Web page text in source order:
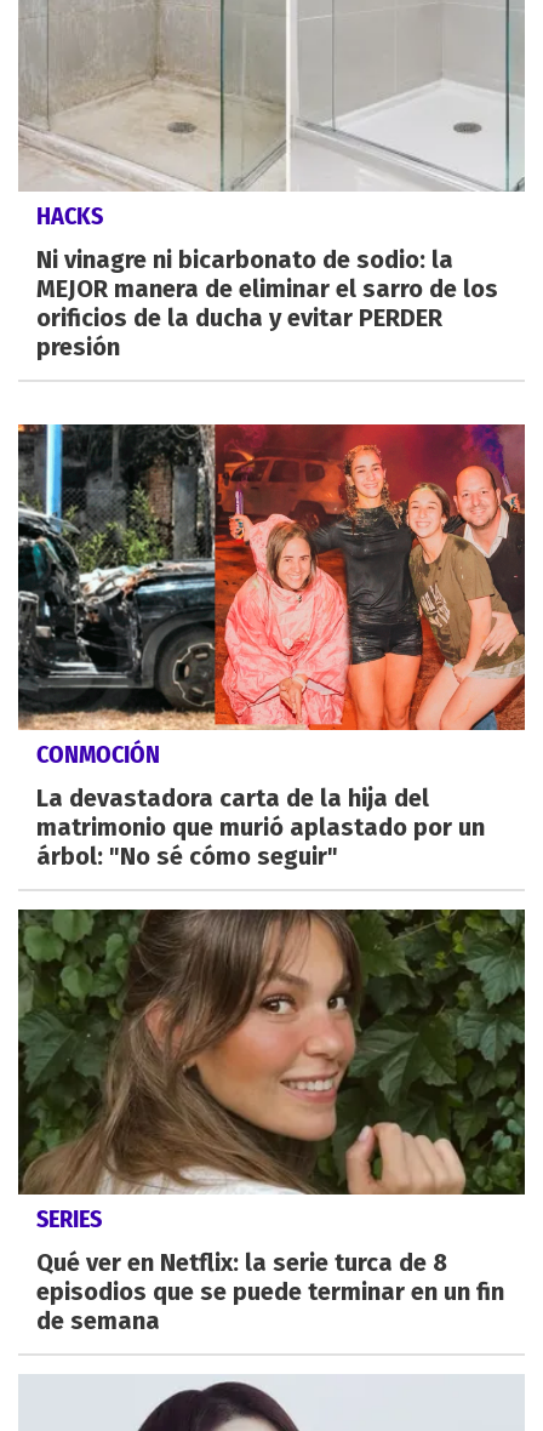
HACKS
Ni vinagre ni bicarbonato de sodio: la
MEJOR manera de eliminar el sarro de los
orificios de la ducha y evitar PERDER
presión
CONMOCIÓN
La devastadora carta de la hija del
matrimonio que murió aplastado por un
árbol: "No sé cómo seguir"
SERIES
Qué ver en Netflix: la serie turca de 8
episodios que se puede terminar en un fin
de semana